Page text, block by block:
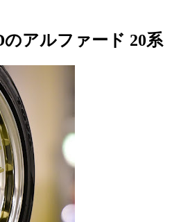
アルファード 20系